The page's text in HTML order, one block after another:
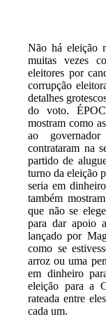
Não há eleição
muitas vezes
eleitores por
corrupção
detalhes
do voto.
mostram como
ao
contrataram na
partido de
turno da eleição
seria em
também
que não se
para dar apoio
lançado por
como se
arroz ou uma
em dinheiro
eleição para a
rateada entre
cada um.